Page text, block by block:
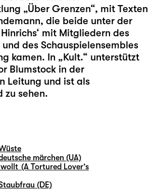
„Über Grenzen“, mit Texten
die beide unter der
mit Mitgliedern des
des Schauspielensembles
kamen. In „Kult.“ unterstützt
Blumstock in der
Leitung und ist als
zu sehen.
märchen (UA)
(A Tortured Lover’s
(DE)